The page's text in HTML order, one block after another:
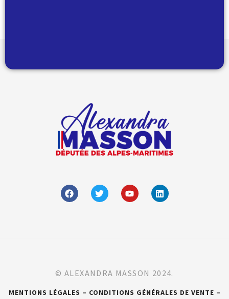
© ALEXANDRA MASSON 2024.
MENTIONS LÉGALES – CONDITIONS GÉNÉRALES DE VENTE –